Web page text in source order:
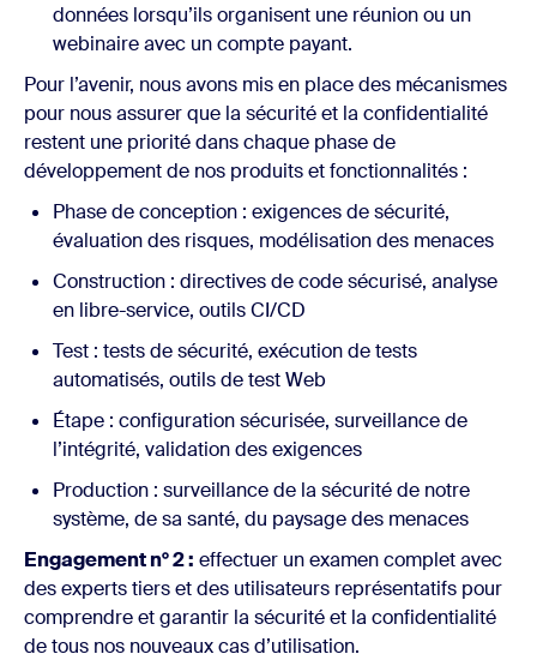
données lorsqu’ils organisent une réunion ou un
webinaire avec un compte payant.
Pour l’avenir, nous avons mis en place des mécanismes
pour nous assurer que la sécurité et la confidentialité
restent une priorité dans chaque phase de
développement de nos produits et fonctionnalités :
Phase de conception : exigences de sécurité,
évaluation des risques, modélisation des menaces
Construction : directives de code sécurisé, analyse
en libre-service, outils CI/CD
Test : tests de sécurité, exécution de tests
automatisés, outils de test Web
Étape : configuration sécurisée, surveillance de
l’intégrité, validation des exigences
Production : surveillance de la sécurité de notre
système, de sa santé, du paysage des menaces
Engagement n° 2 : effectuer un examen complet avec
des experts tiers et des utilisateurs représentatifs pour
comprendre et garantir la sécurité et la confidentialité
de tous nos nouveaux cas d’utilisation.